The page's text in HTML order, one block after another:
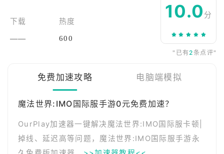
下载
——
热度
600
10.0 分
"已有2 条点评"
免费加速攻略 电脑端模拟
魔法世界:IMO国际服手游0元免费加速？
OurPlay加速器一键解决魔法世界:IMO国际服卡顿|
掉线、延迟高等问题，魔法世界:IMO国际服手游永